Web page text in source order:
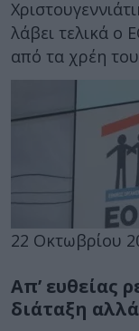
λάβει τελικά ο
από τα χρέη
22 Οκτωβρίου
Απ’ ευθείας
διάταξη